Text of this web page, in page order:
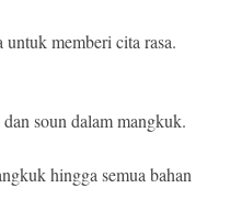
memberi cita rasa.
soun dalam mangkuk.
hingga semua bahan